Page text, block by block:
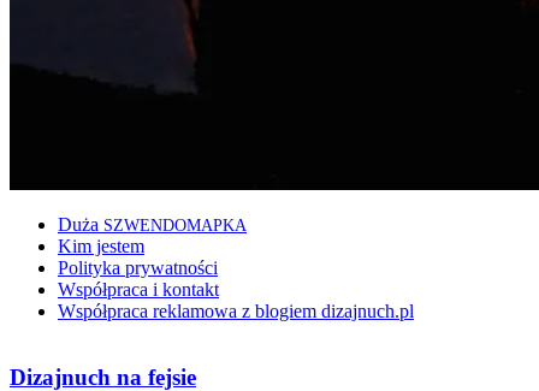
Duża SZWENDOMAPKA
Kim jestem
Polityka prywatności
Współpraca i kontakt
Współpraca reklamowa z blogiem dizajnuch.pl
Dizajnuch na fejsie